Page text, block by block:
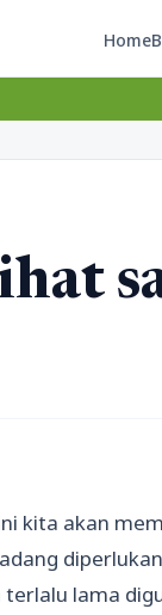
Home
kita akan
lama